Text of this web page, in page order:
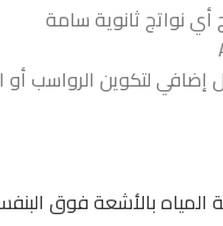
أي نواتج ثانوية سامة
لتكوين الرواسب أو
المياه بالأشعة فوق